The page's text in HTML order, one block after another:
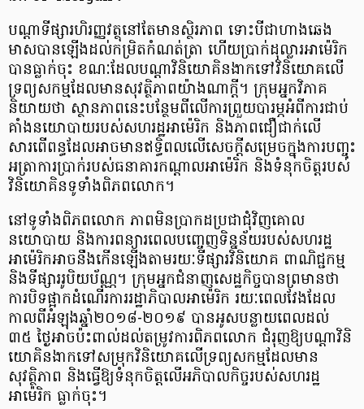
បណ្ដាទីផ្សារហិរញ្ញវត្ថុនៅតែមានស្ថិរភាព ទោះបីជាហាងឆេង
មាសបានឡើងដល់កម្រិតកំណត់ត្រា ហើយប្រាក់ដុល្លារអាម៉េរិក
បានធ្លាក់ចុះ ខណៈដែលបណ្ដាវិនិយោគិនងាកទៅវិនិយោគលើ
ទ្រព្យសកម្មដែលមានសុវត្ថិភាពយ៉ាងណាក្ដី។ ក្រុមអ្នកវិភាគ
និយាយថា ស្ថានភាពនេះបន្ថែមពីលើការព្រួយបារម្ភអំពីការជាប់
គាំងនយោបាយរបស់សហរដ្ឋអាម៉េរិក និងភាពជឿជាក់លើ
សារពើពន្ធដែលអាចមានឥទ្ធិពលលើសេចក្ដីសម្រេចក្នុងការបញ្ចុះ
អត្រាការប្រាក់របស់ធនាគារកណ្ដាលអាម៉េរិក និងទំនុកចិត្តរបស់
វិនិយោគិនទូទាំងពិភពលោក។
នៅទូទាំងពិភពលោក ភាពមិនប្រាកដប្រជាជុំវិញគោល
នយោបាយ និងការពន្យារពេលបញ្ចេញទិន្នន័យរបស់សហរដ្ឋ
អាម៉េរិកអាចនឹងកើនឡើងតាមរយៈទីផ្សារវិនិយោគ ពាណិជ្ជកម្ម
និងទីផ្សាររូបិយប័ណ្ណ។ ក្រុមអ្នកជំនាញសេដ្ឋកិច្ចបានព្រមានថា
ការបិទផ្អាកដំណើរការរដ្ឋាភិបាលអាម៉េរិក រយៈពេលវែងដែល
កាលពីអំឡុងឆ្នាំ២០១៨-២០១៩ បានអូសបន្លាយពេលដល់
៣៥ ថ្ងៃអាចប៉ះពាល់ដល់តម្រូវការពិភពលោក ជំរុញឱ្យបណ្ដាវិនិ
យោគិនងាកទៅសម្រុកវិនិយោគលើទ្រព្យសកម្មដែលមាន
សុវត្ថិភាព និងធ្វើឱ្យទំនុកចិត្តលើអភិបាលកិច្ចរបស់សហរដ្ឋ
អាម៉េរិក ធ្លាក់ចុះ។